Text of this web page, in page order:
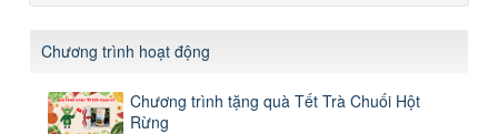
Chương trình hoạt động
Chương trình tặng quà Tết Trà Chuối Hột
Rừng